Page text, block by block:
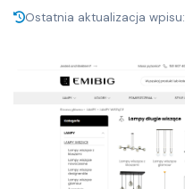
Ostatnia aktualizacja wpisu: